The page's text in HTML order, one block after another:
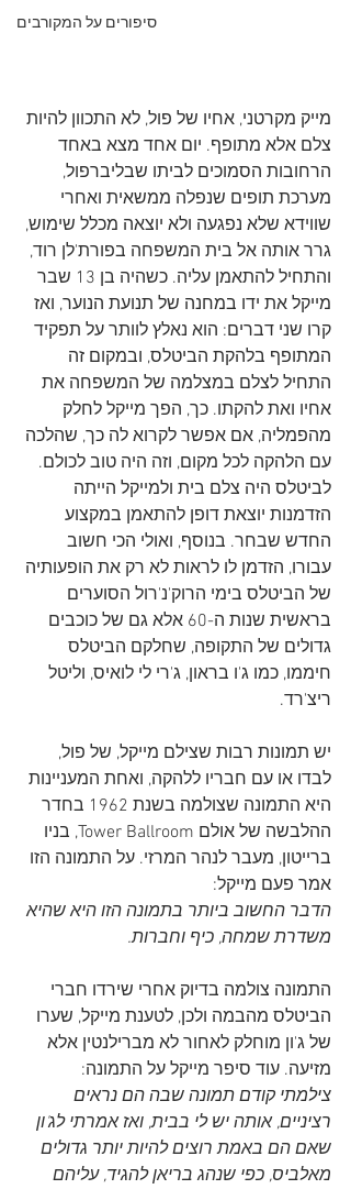
סיפורים על המקורבים
מייק מקרטני, אחיו של פול, לא התכוון להיות
צלם אלא מתופף. יום אחד מצא באחד
הרחובות הסמוכים לביתו שבליברפול,
מערכת תופים שנפלה ממשאית ואחרי
שווידא שלא נפגעה ולא יוצאה מכלל שימוש,
גרר אותה אל בית המשפחה בפורת'לן רוד,
והתחיל להתאמן עליה. כשהיה בן 13 שבר
מייקל את ידו במחנה של תנועת הנוער, ואז
קרו שני דברים: הוא נאלץ לוותר על תפקיד
המתופף בלהקת הביטלס, ובמקום זה
התחיל לצלם במצלמה של המשפחה את
אחיו ואת להקתו. כך, הפך מייקל לחלק
מהפמליה, אם אפשר לקרוא לה כך, שהלכה
עם הלהקה לכל מקום, וזה היה טוב לכולם.
לביטלס היה צלם בית ולמייקל הייתה
הזדמנות יוצאת דופן להתאמן במקצוע
החדש שבחר. בנוסף, ואולי הכי חשוב
עבורו, הזדמן לו לראות לא רק את הופעותיה
של הביטלס בימי הרוק'נ'רול הסוערים
בראשית שנות ה-60 אלא גם של כוכבים
גדולים של התקופה, שחלקם הביטלס
חיממו, כמו ג'ו בראון, ג'רי לי לואיס, וליטל
ריצ'רד.
יש תמונות רבות שצילם מייקל, של פול,
לבדו או עם חבריו ללהקה, ואחת המעניינות
היא התמונה שצולמה בשנת 1962 בחדר
ההלבשה של אולם Tower Ballroom, בניו
ברייטון, מעבר לנהר המרזי. על התמונה הזו
אמר פעם מייקל:
הדבר החשוב ביותר בתמונה הזו היא שהיא
משדרת שמחה, כיף וחברות.
התמונה צולמה בדיוק אחרי שירדו חברי
הביטלס מהבמה ולכן, לטענת מייקל, שערו
של ג'ון מוחלק לאחור לא מברילנטין אלא
מזיעה. עוד סיפר מייקל על התמונה:
צילמתי קודם תמונה שבה הם נראים
רציניים, אותה יש לי בבית, ואז אמרתי לג'ון
שאם הם באמת רוצים להיות יותר גדולים
מאלביס, כפי שנהג בריאן להגיד, עליהם